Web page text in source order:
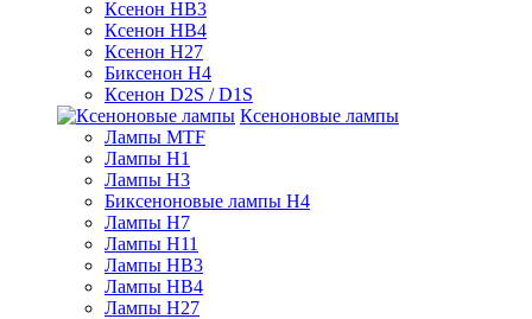
Ксенон HB3
Ксенон HB4
Ксенон H27
Биксенон H4
Ксенон D2S / D1S
Ксеноновые лампы
Лампы MTF
Лампы H1
Лампы H3
Биксеноновые лампы H4
Лампы H7
Лампы H11
Лампы HB3
Лампы HB4
Лампы H27